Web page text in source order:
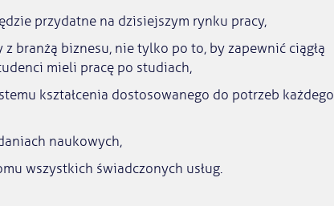
przydatne na dzisiejszym rynku pracy,
branżą biznesu, nie tylko po to, by zapewnić ciągłą
mieli pracę po studiach,
kształcenia dostosowanego do potrzeb każdego
naukowych,
wszystkich świadczonych usług.